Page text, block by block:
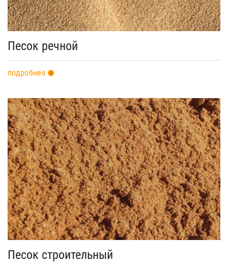
Песок речной
подробнее
Песок строительный